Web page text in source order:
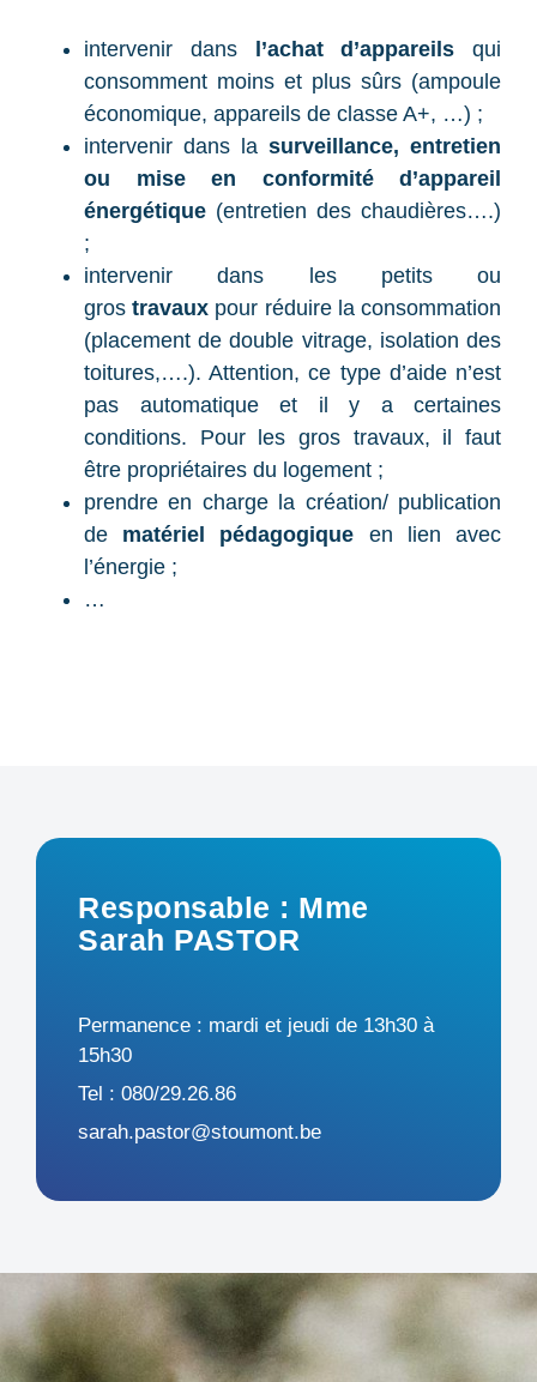
intervenir dans l’achat d’appareils qui
consomment moins et plus sûrs (ampoule
économique, appareils de classe A+, …) ;
intervenir dans la surveillance, entretien
ou mise en conformité d’appareil
énergétique (entretien des chaudières….)
;
intervenir dans les petits ou
grostravaux pour réduire la consommation
(placement de double vitrage, isolation des
toitures,….). Attention, ce type d’aide n’est
pas automatique et il y a certaines
conditions. Pour les gros travaux, il faut
être propriétaires du logement ;
prendre en charge la création/ publication
de matériel pédagogique en lien avec
l’énergie ;
…
Responsable : Mme
Sarah PASTOR
Permanence : mardi et jeudi de 13h30 à
15h30
Tel : 080/29.26.86
sarah.pastor@stoumont.be